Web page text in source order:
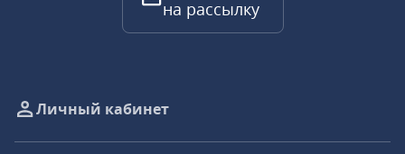
на рассылку
Личный кабинет